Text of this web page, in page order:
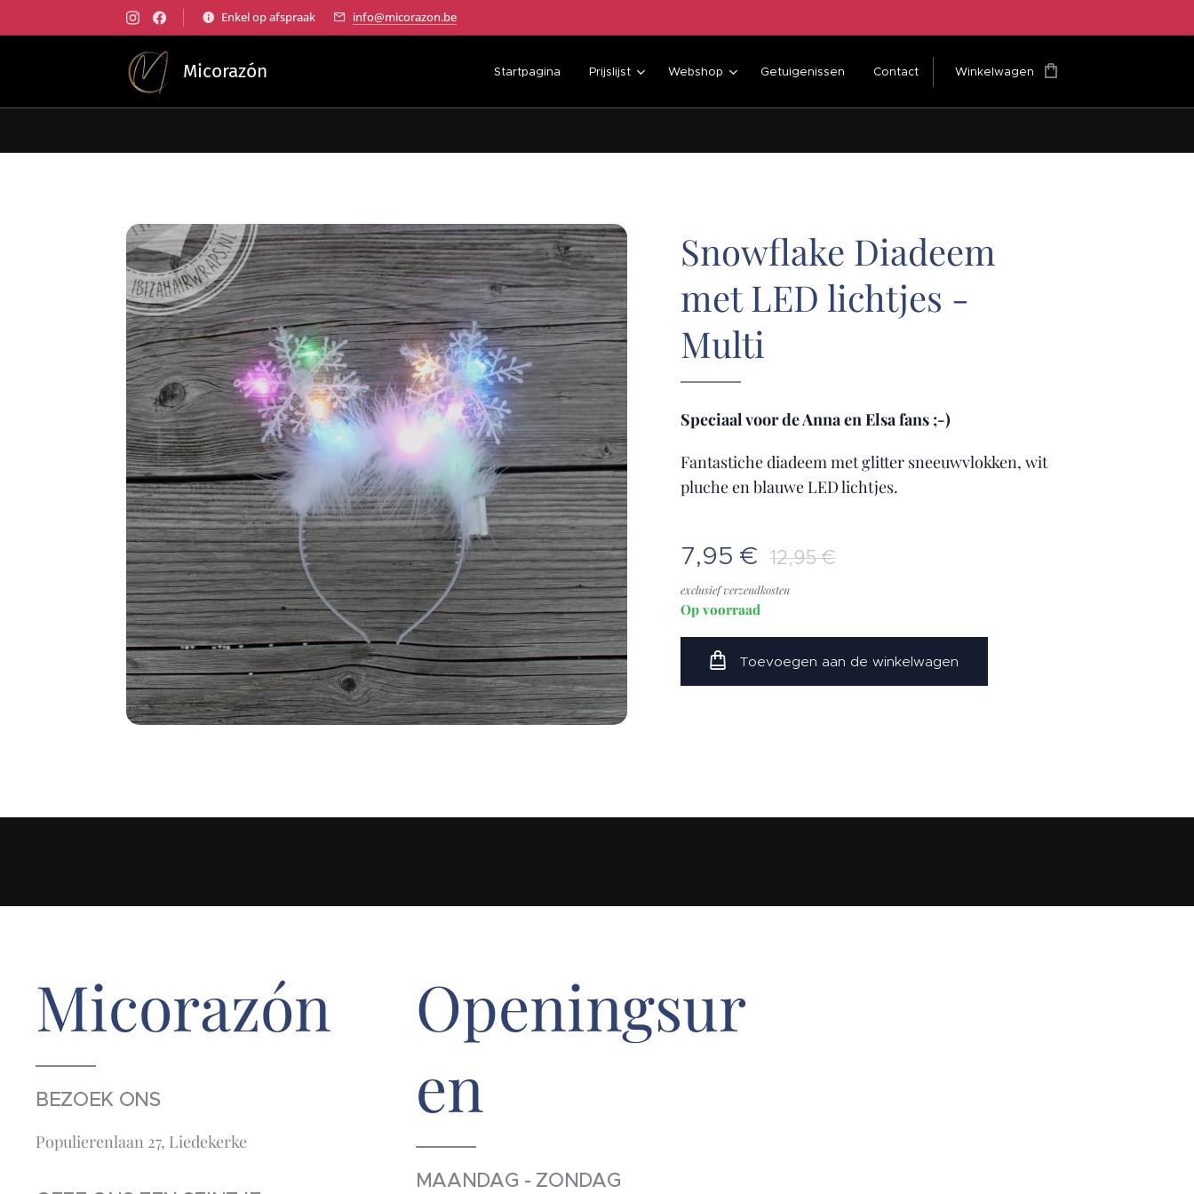
Enkel op afspraak info@micorazon.be
Micorazón Startpagina Prijslijst Webshop Getuigenissen Contact Winkelwagen
Snowflake Diadeem
met LED lichtjes -
Multi
Speciaal voor de Anna en Elsa fans ;-)
Fantastiche diadeem met glitter sneeuwvlokken, wit
pluche en blauwe LED lichtjes.
7,95 € 12,95€
exclusief verzendkosten
Op voorraad
Toevoegen aan de winkelwagen
Micorazón
BEZOEK ONS
Populierenlaan 27, Liedekerke
Openingsur
en
MAANDAG - ZONDAG